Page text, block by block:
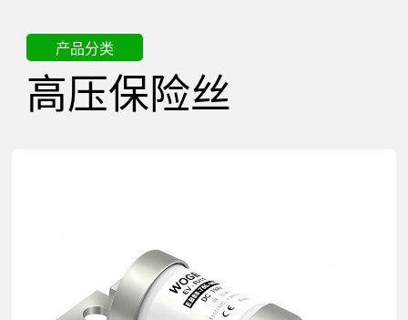
器
有
产品分类
高压保险丝